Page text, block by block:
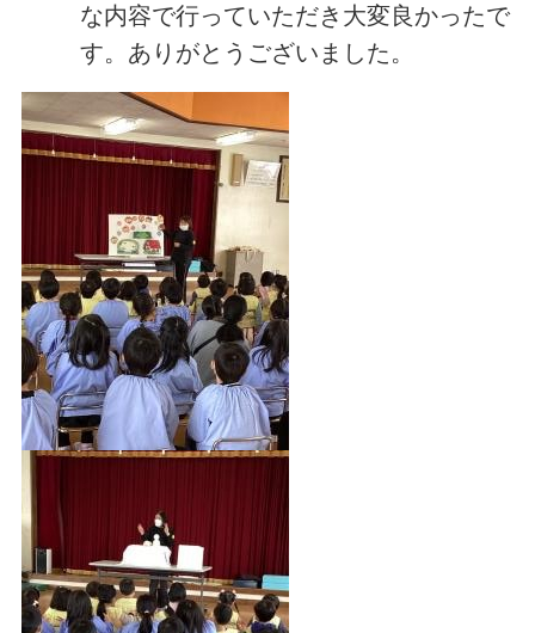
な内容で行っていただき大変良かったで
す。ありがとうございました。